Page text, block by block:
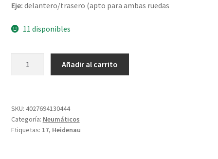
Eje: delantero/trasero (apto para ambas ruedas
11 disponibles
-
17
55H
Añadir al carrito
SKU: 4027694130444
Categoría: Neumáticos
Etiquetas: 17, Heidenau